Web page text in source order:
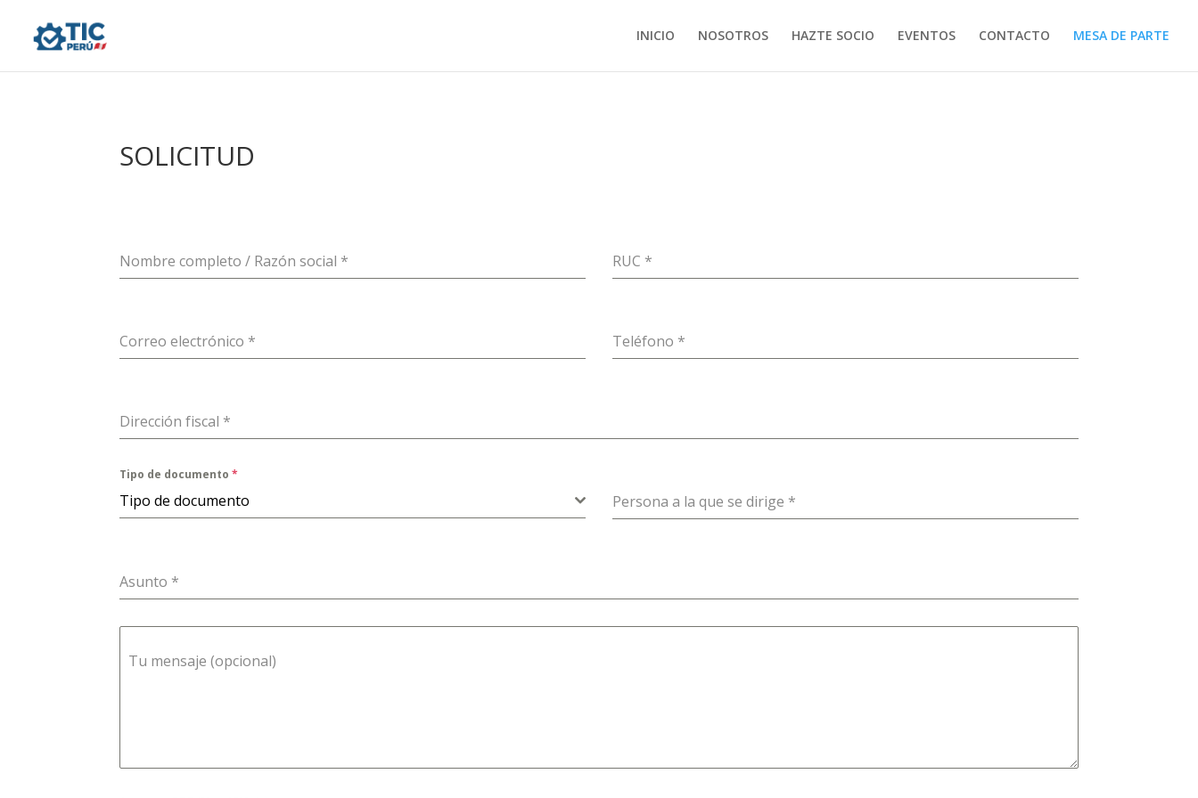
INICIO NOSOTROS HAZTE SOCIO EVENTOS CONTACTO MESA DE PARTE
SOLICITUD
Nombre completo / Razón social * RUC *
Correo electrónico * Teléfono *
Dirección fiscal *
Tipo de documento*
Tipo de documento Persona a la que se dirige *
Asunto *
Tu mensaje (opcional)